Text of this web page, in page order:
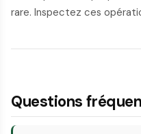
rare. Inspectez ces
Questions